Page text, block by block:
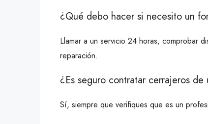
¿Qué debo hacer si necesito un
Llamar a un servicio 24 horas, comprobar
reparación.
¿Es seguro contratar cerrajeros de
Sí, siempre que verifiques que es un